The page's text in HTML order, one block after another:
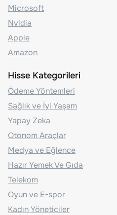
Microsoft
Nvidia
Apple
Amazon
Hisse Kategorileri
Ödeme Yöntemleri
Sağlık ve İyi Yaşam
Yapay Zeka
Otonom Araçlar
Medya ve Eğlence
Hazır Yemek Ve Gıda
Telekom
Oyun ve E-spor
Kadın Yöneticiler